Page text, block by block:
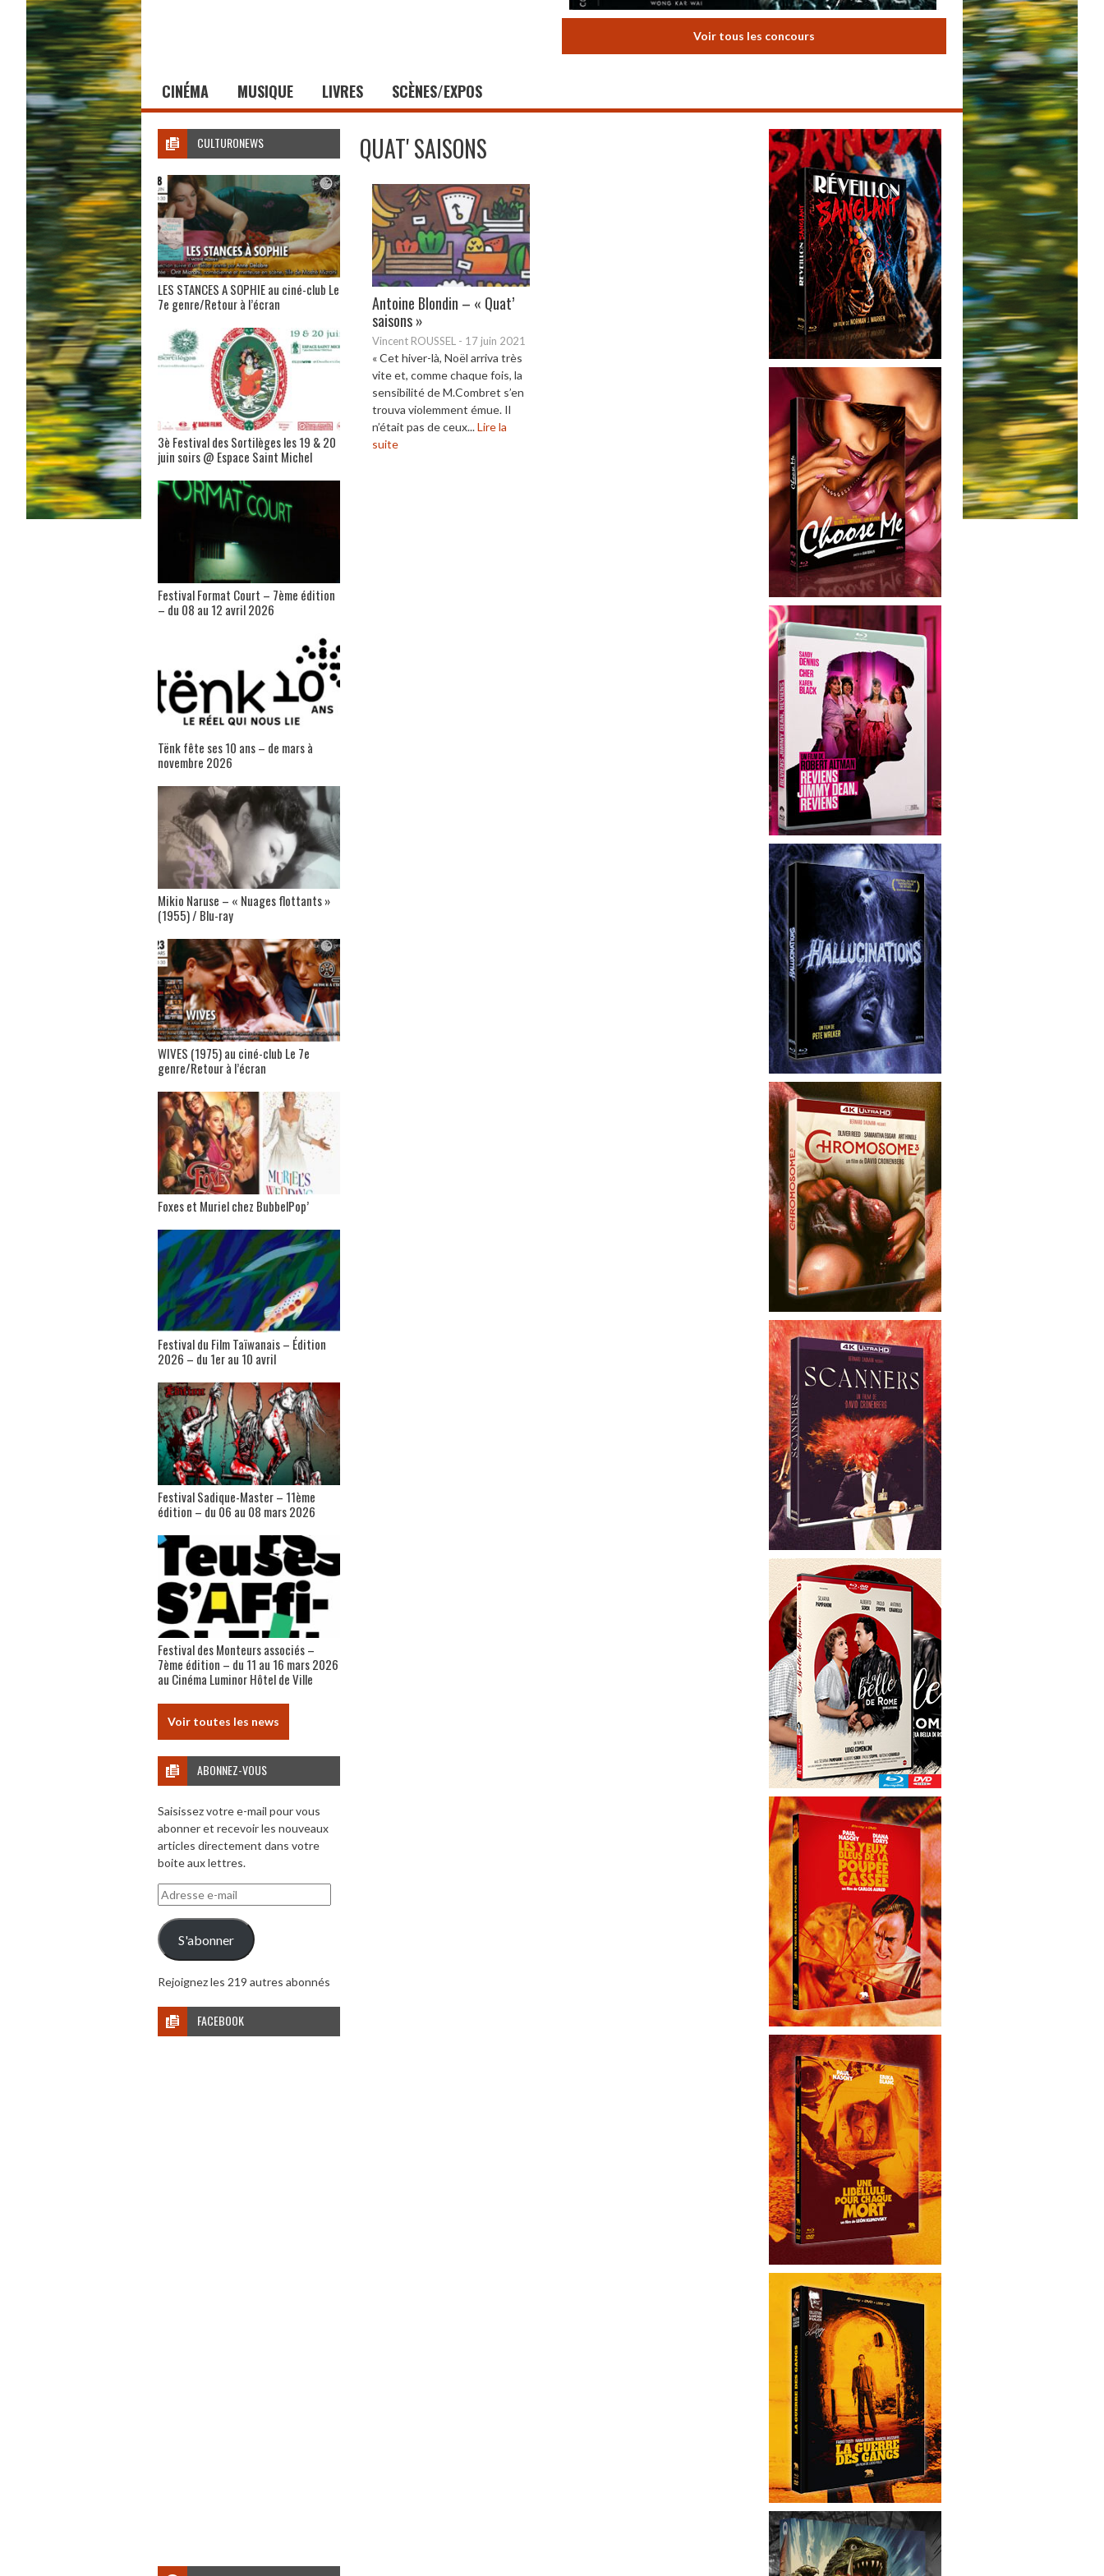
Voir tous les concours
CINÉMA MUSIQUE LIVRES SCÈNES/EXPOS
QUAT' SAISONS
Antoine Blondin – « Quat’
saisons »
Vincent ROUSSEL - 17 juin 2021
« Cet hiver-là, Noël arriva très
vite et, comme chaque fois, la
sensibilité de M.Combret s’en
trouva violemment émue. Il
n’était pas de ceux...Lire la
suite
CULTURONEWS
LES STANCES A SOPHIE au ciné-club Le
7e genre/Retour à l’écran
3è Festival des Sortilèges les 19 & 20
juin soirs @ Espace Saint Michel
Festival Format Court – 7ème édition
– du 08 au 12 avril 2026
Tënk fête ses 10 ans – de mars à
novembre 2026
Mikio Naruse – « Nuages flottants »
(1955) / Blu-ray
WIVES (1975) au ciné-club Le 7e
genre/Retour à l’écran
Foxes et Muriel chez BubbelPop’
Festival du Film Taïwanais – Édition
2026 – du 1er au 10 avril
Festival Sadique-Master – 11ème
édition – du 06 au 08 mars 2026
Festival des Monteurs associés –
7ème édition – du 11 au 16 mars 2026
au Cinéma Luminor Hôtel de Ville
Voir toutes les news
ABONNEZ-VOUS
Saisissez votre e-mail pour vous
abonner et recevoir les nouveaux
articles directement dans votre
boite aux lettres.
Adresse
e-
mail
S'abonner
Rejoignez les 219 autres abonnés
FACEBOOK